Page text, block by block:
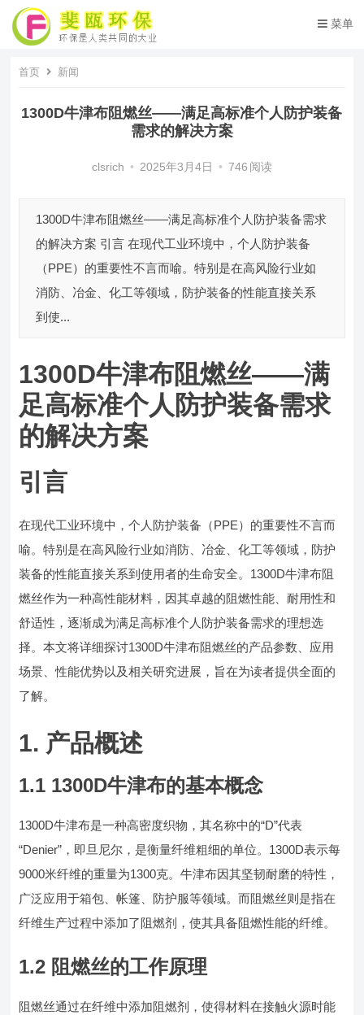
菜单
首页 新闻
1300D牛津布阻燃丝——满足高标准个人防护装备
需求的解决方案
clsrich • 2025年3月4日 • 746 阅读
1300D牛津布阻燃丝——满足高标准个人防护装备需求
的解决方案 引言 在现代工业环境中，个人防护装备
（PPE）的重要性不言而喻。特别是在高风险行业如
消防、冶金、化工等领域，防护装备的性能直接关系
到使...
1300D牛津布阻燃丝——满
足高标准个人防护装备需求
的解决方案
引言
在现代工业环境中，个人防护装备（PPE）的重要性不言而
喻。特别是在高风险行业如消防、冶金、化工等领域，防护
装备的性能直接关系到使用者的生命安全。1300D牛津布阻
燃丝作为一种高性能材料，因其卓越的阻燃性能、耐用性和
舒适性，逐渐成为满足高标准个人防护装备需求的理想选
择。本文将详细探讨1300D牛津布阻燃丝的产品参数、应用
场景、性能优势以及相关研究进展，旨在为读者提供全面的
了解。
1. 产品概述
1.1 1300D牛津布的基本概念
1300D牛津布是一种高密度织物，其名称中的“D”代表
“Denier”，即旦尼尔，是衡量纤维粗细的单位。1300D表示每
9000米纤维的重量为1300克。牛津布因其坚韧耐磨的特性，
广泛应用于箱包、帐篷、防护服等领域。而阻燃丝则是指在
纤维生产过程中添加了阻燃剂，使其具备阻燃性能的纤维。
1.2 阻燃丝的工作原理
阻燃丝通过在纤维中添加阻燃剂，使得材料在接触火源时能